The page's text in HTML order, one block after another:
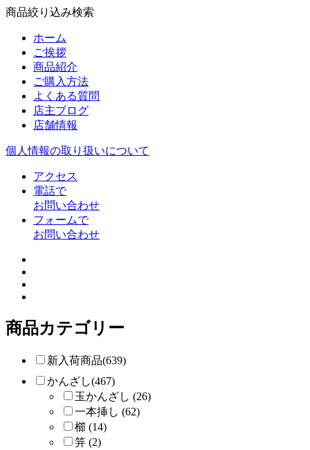
商品絞り込み検索
ホーム
ご挨拶
商品紹介
ご購入方法
よくある質問
店主ブログ
店舗情報
個人情報の取り扱いについて
アクセス
電話で
お問い合わせ
フォームで
お問い合わせ
商品カテゴリー
新入荷商品(639)
かんざし(467)
玉かんざし (26)
一本挿し (62)
櫛 (14)
笄 (2)